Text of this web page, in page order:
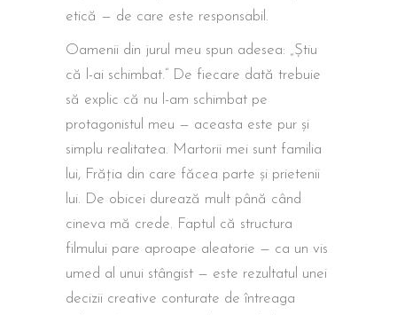
etică — de care este responsabil.
Oamenii din jurul meu spun adesea: „Știu
că l-ai schimbat.” De fiecare dată trebuie
să explic că nu l-am schimbat pe
protagonistul meu — aceasta este pur și
simplu realitatea. Martorii mei sunt familia
lui, Frăția din care făcea parte și prietenii
lui. De obicei durează mult până când
cineva mă crede. Faptul că structura
filmului pare aproape aleatorie — ca un vis
umed al unui stângist — este rezultatul unei
decizii creative conturate de întreaga